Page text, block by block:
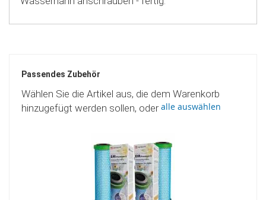
Passendes Zubehör
Wählen Sie die Artikel aus, die dem Warenkorb
hinzugefügt werden sollen, oderalle auswählen